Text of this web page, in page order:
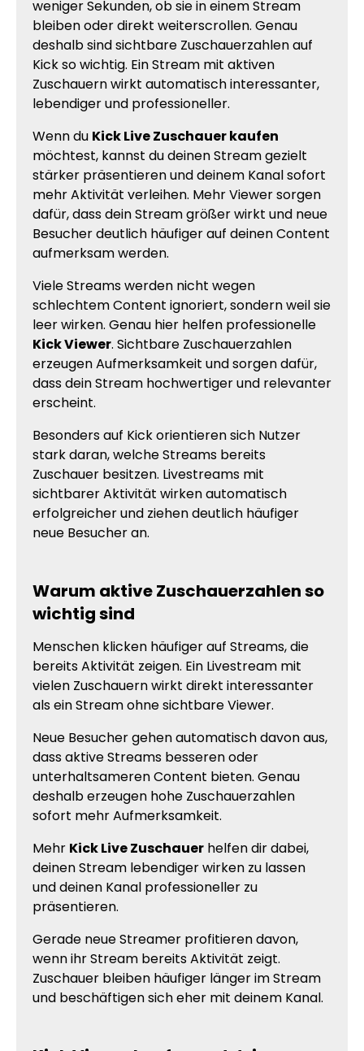
weniger Sekunden, ob sie in einem Stream
bleiben oder direkt weiterscrollen. Genau
deshalb sind sichtbare Zuschauerzahlen auf
Kick so wichtig. Ein Stream mit aktiven
Zuschauern wirkt automatisch interessanter,
lebendiger und professioneller.
Wenn du Kick Live Zuschauer kaufen
möchtest, kannst du deinen Stream gezielt
stärker präsentieren und deinem Kanal sofort
mehr Aktivität verleihen. Mehr Viewer sorgen
dafür, dass dein Stream größer wirkt und neue
Besucher deutlich häufiger auf deinen Content
aufmerksam werden.
Viele Streams werden nicht wegen
schlechtem Content ignoriert, sondern weil sie
leer wirken. Genau hier helfen professionelle
Kick Viewer. Sichtbare Zuschauerzahlen
erzeugen Aufmerksamkeit und sorgen dafür,
dass dein Stream hochwertiger und relevanter
erscheint.
Besonders auf Kick orientieren sich Nutzer
stark daran, welche Streams bereits
Zuschauer besitzen. Livestreams mit
sichtbarer Aktivität wirken automatisch
erfolgreicher und ziehen deutlich häufiger
neue Besucher an.
Warum aktive Zuschauerzahlen so
wichtig sind
Menschen klicken häufiger auf Streams, die
bereits Aktivität zeigen. Ein Livestream mit
vielen Zuschauern wirkt direkt interessanter
als ein Stream ohne sichtbare Viewer.
Neue Besucher gehen automatisch davon aus,
dass aktive Streams besseren oder
unterhaltsameren Content bieten. Genau
deshalb erzeugen hohe Zuschauerzahlen
sofort mehr Aufmerksamkeit.
Mehr Kick Live Zuschauer helfen dir dabei,
deinen Stream lebendiger wirken zu lassen
und deinen Kanal professioneller zu
präsentieren.
Gerade neue Streamer profitieren davon,
wenn ihr Stream bereits Aktivität zeigt.
Zuschauer bleiben häufiger länger im Stream
und beschäftigen sich eher mit deinem Kanal.